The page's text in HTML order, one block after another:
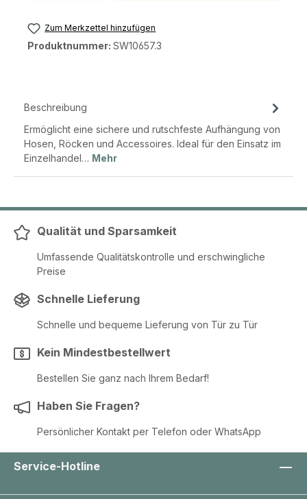
Zum Merkzettel hinzufügen
Produktnummer: SW10657.3
Beschreibung
Ermöglicht eine sichere und rutschfeste Aufhängung von
Hosen, Röcken und Accessoires. Ideal für den Einsatz im
Einzelhandel… Mehr
Qualität und Sparsamkeit
Umfassende Qualitätskontrolle und erschwingliche
Preise
Schnelle Lieferung
Schnelle und bequeme Lieferung von Tür zu Tür
Kein Mindestbestellwert
Bestellen Sie ganz nach Ihrem Bedarf!
Haben Sie Fragen?
Persönlicher Kontakt per Telefon oder WhatsApp
Service-Hotline